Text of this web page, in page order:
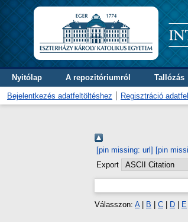
Nyitólap A repozitóriumról Tallózás
Bejelentkezés adatfeltöltéshez Regisztráció
[pin missing: url] [pin
Export
Válasszon: A| B C D E